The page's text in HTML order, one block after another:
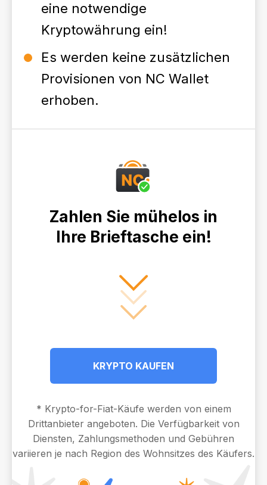
eine notwendige
Kryptowährung ein!
Es werden keine zusätzlichen
Provisionen von NC Wallet
erhoben.
Zahlen Sie mühelos in
Ihre Brieftasche ein!
KRYPTO KAUFEN
* Krypto-for-Fiat-Käufe werden von einem
Drittanbieter angeboten. Die Verfügbarkeit von
Diensten, Zahlungsmethoden und Gebühren
variieren je nach Region des Wohnsitzes des Käufers.